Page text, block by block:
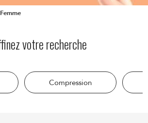
Femme
votre recherche
Compression